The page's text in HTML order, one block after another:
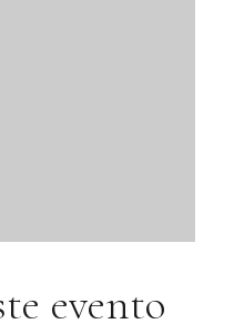
evento